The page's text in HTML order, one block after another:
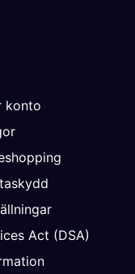
konto
Act (DSA)